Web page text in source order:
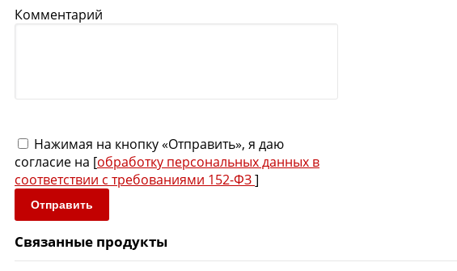
Комментарий
Нажимая на кнопку «Отправить», я даю
согласие на [обработку персональных данных в
соответствии с требованиями 152-ФЗ]
Отправить
Связанные продукты